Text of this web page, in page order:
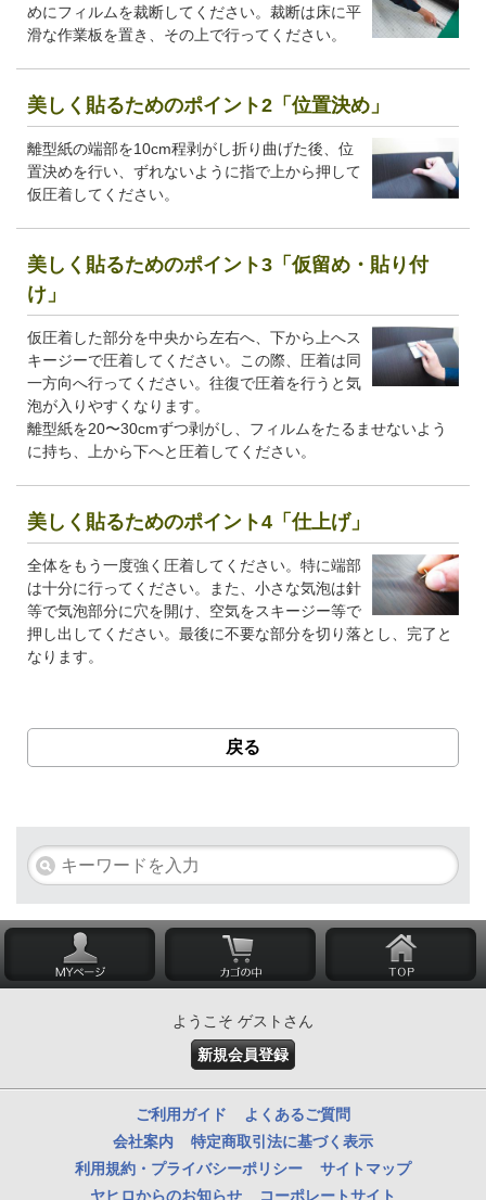
めにフィルムを裁断してください。裁断は床に平
滑な作業板を置き、その上で行ってください。
美しく貼るためのポイント2「位置決め」
離型紙の端部を10cm程剥がし折り曲げた後、位
置決めを行い、ずれないように指で上から押して
仮圧着してください。
美しく貼るためのポイント3「仮留め・貼り付
け」
仮圧着した部分を中央から左右へ、下から上へス
キージーで圧着してください。この際、圧着は同
一方向へ行ってください。往復で圧着を行うと気
泡が入りやすくなります。
離型紙を20〜30cmずつ剥がし、フィルムをたるませないよう
に持ち、上から下へと圧着してください。
美しく貼るためのポイント4「仕上げ」
全体をもう一度強く圧着してください。特に端部
は十分に行ってください。また、小さな気泡は針
等で気泡部分に穴を開け、空気をスキージー等で
押し出してください。最後に不要な部分を切り落とし、完了と
なります。
戻る
ようこそ ゲストさん
新規会員登録
ご利用ガイド
よくあるご質問
会社案内
特定商取引法に基づく表示
利用規約・プライバシーポリシー
サイトマップ
ヤヒロからのお知らせ
コーポレートサイト